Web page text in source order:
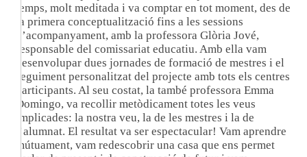
temps, molt meditada i va comptar en tot moment, des de
la primera conceptualització fins a les sessions
d’acompanyament, amb la professora Glòria Jové,
responsable del comissariat educatiu. Amb ella vam
desenvolupar dues jornades de formació de mestres i el
seguiment personalitzat del projecte amb tots els centres
participants. Al seu costat, la també professora Emma
Domingo, va recollir metòdicament totes les veus
implicades: la nostra veu, la de les mestres i la de
l’alumnat. El resultat va ser espectacular! Vam aprendre
mútuament, vam redescobrir una casa que ens permet